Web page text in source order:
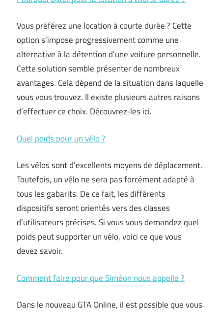
Vous préférez une location à courte durée ? Cette
option s’impose progressivement comme une
alternative à la détention d’une voiture personnelle.
Cette solution semble présenter de nombreux
avantages. Cela dépend de la situation dans laquelle
vous vous trouvez. Il existe plusieurs autres raisons
d’effectuer ce choix. Découvrez-les ici.
Quel poids pour un vélo ?
Les vélos sont d’excellents moyens de déplacement.
Toutefois, un vélo ne sera pas forcément adapté à
tous les gabarits. De ce fait, les différents
dispositifs seront orientés vers des classes
d’utilisateurs précises. Si vous vous demandez quel
poids peut supporter un vélo, voici ce que vous
devez savoir.
Comment faire pour que Siméon nous appelle ?
Dans le nouveau GTA Online, il est possible que vous